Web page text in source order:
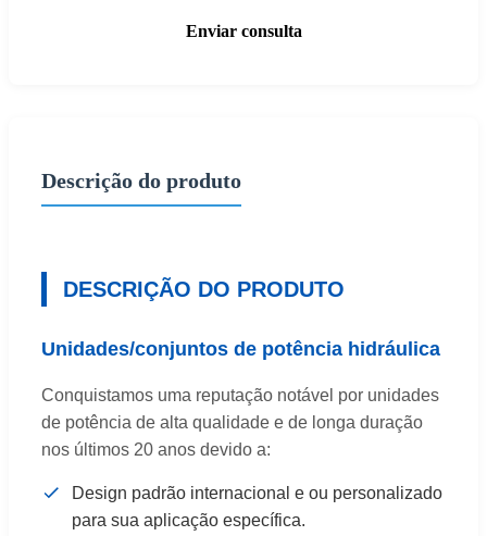
Enviar consulta
Descrição do produto
DESCRIÇÃO DO PRODUTO
Unidades/conjuntos de potência hidráulica
Conquistamos uma reputação notável por unidades
de potência de alta qualidade e de longa duração
nos últimos 20 anos devido a:
Design padrão internacional e ou personalizado
para sua aplicação específica.